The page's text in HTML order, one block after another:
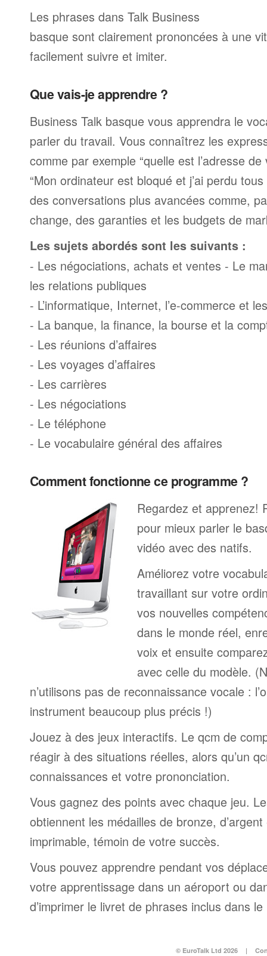
Les phrases dans Talk Business
basque sont clairement prononcées à une
facilement suivre et imiter.
Que vais-je apprendre ?
Business Talk basque vous apprendra le
parler du travail. Vous connaîtrez les
comme par exemple “quelle est l’adresse
“Mon ordinateur est bloqué et j’ai perdu
des conversations plus avancées comme,
change, des garanties et les budgets de
Les sujets abordés sont les suivants :
- Les négociations, achats et ventes - Le
les relations publiques
- L’informatique, Internet, l’e-commerce et
- La banque, la finance, la bourse et la
- Les réunions d’affaires
- Les voyages d’affaires
- Les carrières
- Les négociations
- Le téléphone
- Le vocabulaire général des affaires
Comment fonctionne ce programme ?
Regardez et apprenez!
pour mieux parler le
vidéo avec des natifs.
Améliorez votre
travaillant sur votre
vos nouvelles
dans le monde réel,
voix et ensuite
avec celle du modèle.
n’utilisons pas de reconnaissance vocale :
instrument beaucoup plus précis !)
Jouez à des jeux interactifs. Le qcm de
réagir à des situations réelles, alors qu’un
connaissances et votre prononciation.
Vous gagnez des points avec chaque jeu.
obtiennent les médailles de bronze,
imprimable, témoin de votre succès.
Vous pouvez apprendre pendant vos
votre apprentissage dans un aéroport ou
d’imprimer le livret de phrases inclus dans
© EuroTalk Ltd 2026 |